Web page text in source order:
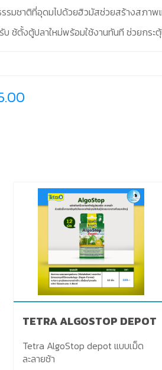
รมชาติที่อุดมไปด้วยฮิวมัสช่วยสร้างสภา
บ ช้ตั้งตู้ปลาใหม่พร้อมใช้งานทันที ช่วยกระ
TETRA ALGOSTOP DEPOT
Tetra AlgoStop depot แบบเม็ด
ละลายช้า